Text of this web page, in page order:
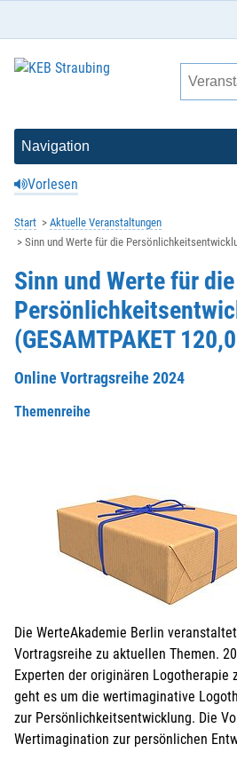
Vorlesen
Start
Aktuelle Veranstaltungen
Sinn und Werte für die
Sinn und Werte für die
(GESAMTPAKET
Online Vortragsreihe 2024
Themenreihe
Die WerteAkademie Berlin
Vortragsreihe zu aktuellen Themen.
Experten der originären Logotherapie
geht es um die wertimaginative
zur Persönlichkeitsentwicklung. Die
Wertimagination zur persönlichen